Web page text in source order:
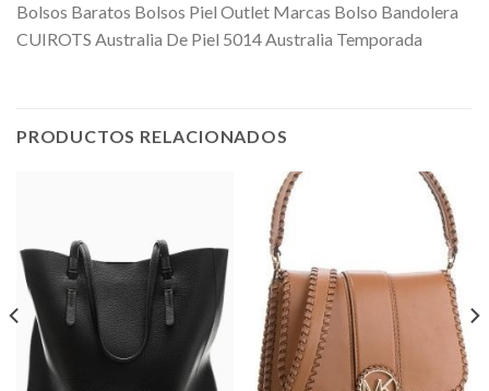
Bolsos Baratos Bolsos Piel Outlet Marcas Bolso Bandolera
CUIROTS Australia De Piel 5014 Australia Temporada
PRODUCTOS RELACIONADOS